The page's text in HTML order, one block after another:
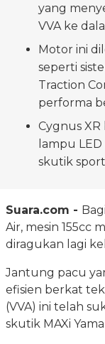
yang
VVA ke
Motor ini
seperti
Traction
performa
Cygnus
lampu
skutik
Suara.com -
Air, mesin 155cc
diragukan lagi
Jantung pacu
efisien berkat
(VVA) ini telah
skutik MAXi